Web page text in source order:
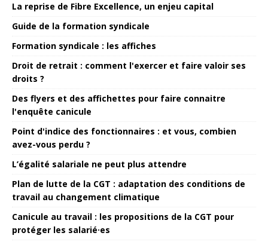
La reprise de Fibre Excellence, un enjeu capital
Guide de la formation syndicale
Formation syndicale : les affiches
Droit de retrait : comment l'exercer et faire valoir ses
droits ?
Des flyers et des affichettes pour faire connaitre
l'enquête canicule
Point d'indice des fonctionnaires : et vous, combien
avez-vous perdu ?
L’égalité salariale ne peut plus attendre
Plan de lutte de la CGT : adaptation des conditions de
travail au changement climatique
Canicule au travail : les propositions de la CGT pour
protéger les salarié·es